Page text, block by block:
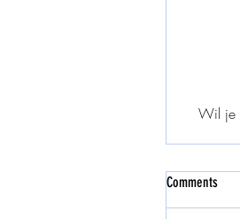
Comments
Wil je